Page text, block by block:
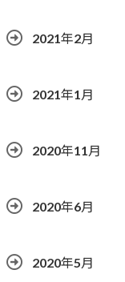
2021年2月
2021年1月
2020年11月
2020年6月
2020年5月